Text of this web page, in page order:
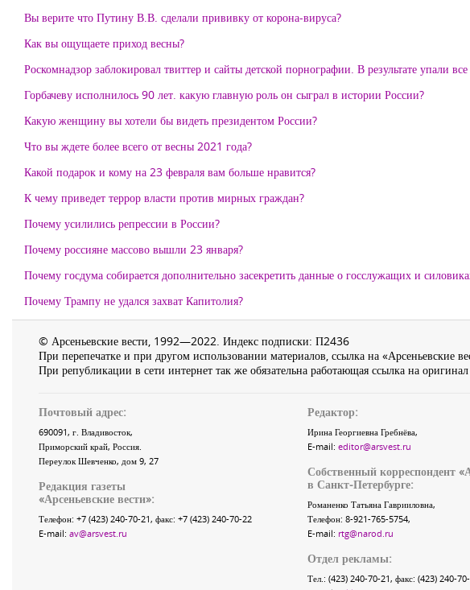
Вы верите что Путину В.В. сделали прививку от корона-вируса?
Как вы ощущаете приход весны?
Роскомнадзор заблокировал твиттер и сайты детской порнографии. В результате упали
Горбачеву исполнилось 90 лет. какую главную роль он сыграл в истории России?
Какую женщину вы хотели бы видеть президентом России?
Что вы ждете более всего от весны 2021 года?
Какой подарок и кому на 23 февраля вам больше нравится?
К чему приведет террор власти против мирных граждан?
Почему усилились репрессии в России?
Почему россияне массово вышли 23 января?
Почему госдума собирается дополнительно засекретить данные о госслужащих и
Почему Трампу не удался захват Капитолия?
© Арсеньевские вести, 1992—2022. Индекс подписки: П2436
При перепечатке и при другом использовании материалов, ссылка на «Арсеньевские
При републикации в сети интернет так же обязательна работающая ссылка на
Почтовый адрес:
690091, г. Владивосток,
Приморский край, Россия.
Переулок Шевченко, дом 9, 27
Редакция газеты
«Арсеньевские вести»:
Телефон: +7 (423) 240-70-21, факс: +7 (423) 240-70-22
E-mail: av@arsvest.ru
Редактор:
Ирина Георгиевна Гребнёва,
E-mail: editor@arsvest.ru
Собственный корреспондент
в Санкт-Петербурге:
Романенко Татьяна Гаврииловна,
Телефон: 8-921-765-5754,
E-mail: rtg@narod.ru
Отдел рекламы:
Тел.: (423) 240-70-21, факс: (423) 240-